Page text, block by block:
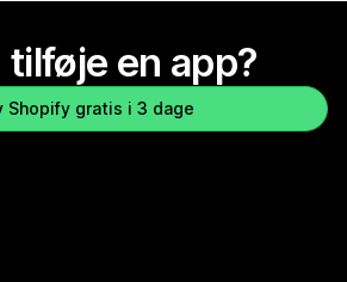
tilføje en app?
Shopify gratis i 3 dage